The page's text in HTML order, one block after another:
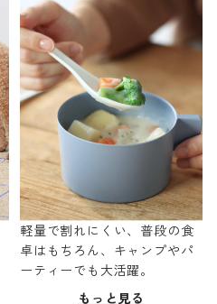
軽量で割れにくい、普段の食
卓はもちろん、キャンプやパ
ーティーでも大活躍。
もっと見る